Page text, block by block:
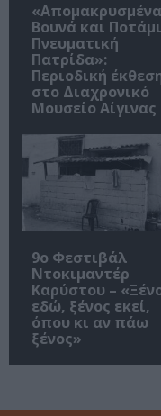
«Απομακρυσμένα
Βουνά και
Πνευματική
Πατρίδα»:
Περιοδική
στο Διαχρονικό
Μουσείο Αίγινας
9ο Φεστιβάλ
Ντοκιμαντέρ
Καρύστου –
εδώ, ξένος εκεί,
όπου κι αν πάω
ξένος»